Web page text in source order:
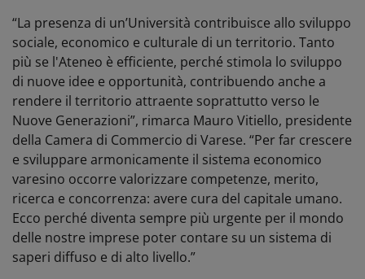
“La presenza di un’Università contribuisce allo sviluppo
sociale, economico e culturale di un territorio. Tanto
più se l'Ateneo è efficiente, perché stimola lo sviluppo
di nuove idee e opportunità, contribuendo anche a
rendere il territorio attraente soprattutto verso le
Nuove Generazioni”, rimarca Mauro Vitiello, presidente
della Camera di Commercio di Varese. “Per far crescere
e sviluppare armonicamente il sistema economico
varesino occorre valorizzare competenze, merito,
ricerca e concorrenza: avere cura del capitale umano.
Ecco perché diventa sempre più urgente per il mondo
delle nostre imprese poter contare su un sistema di
saperi diffuso e di alto livello.”